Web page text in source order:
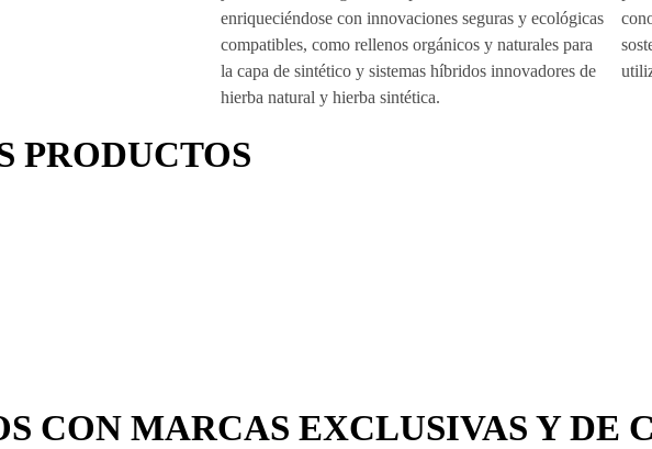
PRODUCTOS
CON MARCAS EXCLUSIVAS Y DE